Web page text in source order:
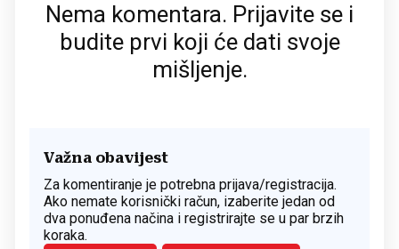
Nema komentara. Prijavite se i
budite prvi koji će dati svoje
mišljenje.
Važna obavijest
Za komentiranje je potrebna prijava/registracija.
Ako nemate korisnički račun, izaberite jedan od
dva ponuđena načina i registrirajte se u par brzih
koraka.